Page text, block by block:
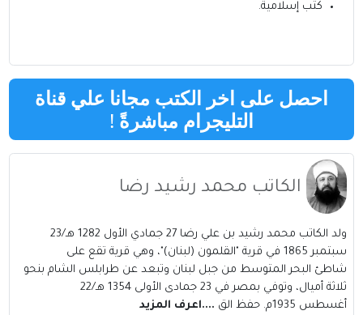
كتب إسلامية.
احصل على اخر الكتب مجانا علي قناة
التليجرام مباشرةً !
الكاتب محمد رشيد رضا
ولد الكاتب محمد رشيد بن علي رضا 27 جمادي الأول 1282 هـ/23
سبتمبر 1865 في قرية "القلمون (لبنان)"، وهي قرية تقع على
شاطئ البحر المتوسط من جبل لبنان وتبعد عن طرابلس الشام بنحو
ثلاثة أميال، وتوفي بمصر في 23 جمادى الأولى 1354 هـ/22
أغسطس 1935م. حفظ الق
....اعرف المزيد